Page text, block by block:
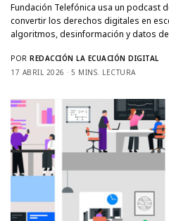
Fundación Telefónica usa un podcast
convertir los derechos digitales en
algoritmos, desinformación y datos
POR REDACCIÓN LA ECUACIÓN DIGITAL
17 ABRIL 2026
5 MINS. LECTURA